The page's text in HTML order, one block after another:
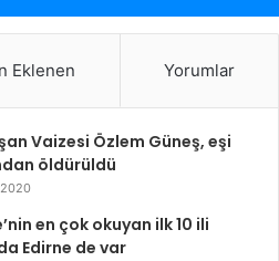
Eklenen Yorumlar
Vaizesi Özlem Güneş, eşi
öldürüldü
en çok okuyan ilk 10 ili
Edirne de var